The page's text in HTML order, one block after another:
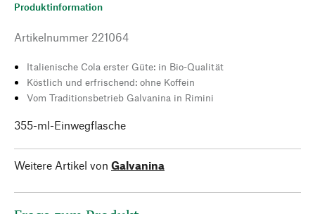
Produktinformation
Artikelnummer 221064
Italienische Cola erster Güte: in Bio-Qualität
Köstlich und erfrischend: ohne Koffein
Vom Traditionsbetrieb Galvanina in Rimini
355-ml-Einwegflasche
Weitere Artikel von Galvanina